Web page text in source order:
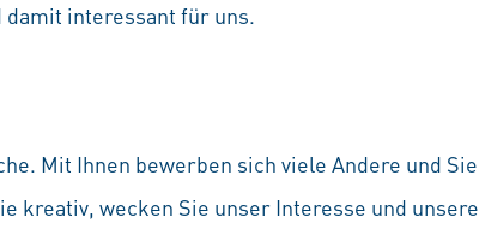
damit interessant für uns.
Mit Ihnen bewerben sich viele Andere und Sie
kreativ, wecken Sie unser Interesse und unsere